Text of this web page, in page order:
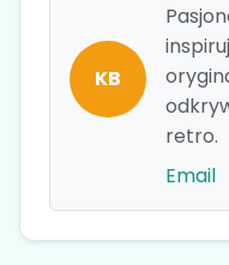
KB
retro.
Email